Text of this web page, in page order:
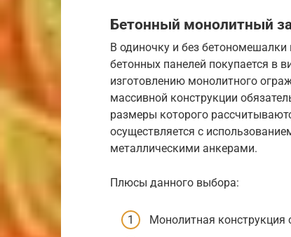
Бетонный монолитный
В одиночку и без
бетонных панелей покупается в
изготовлению монолитного
массивной конструкции
размеры которого
осуществляется с
металлическими анкерами.
Плюсы данного выбора:
Монолитная конструкция